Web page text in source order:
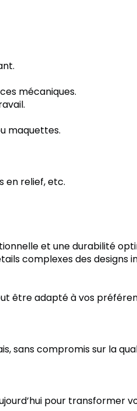
mécaniques.
maquettes.
en relief, etc.
et une durabilité
complexes des designs
être adapté à vos
sans compromis sur la
pour transformer